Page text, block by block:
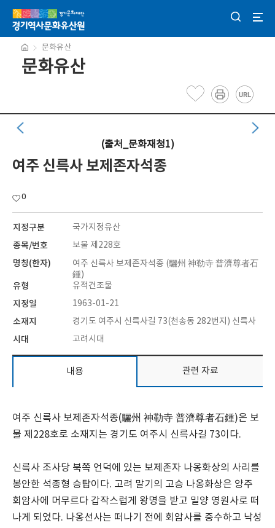
문화유산
문화유산
(출처_문화재청1)
여주 신륵사 보제존자석종
0
지정구분 국가지정유산
종목/번호 보물 제228호
명칭(한자)
여주 신륵사 보제존자석종 (驪州 神勒寺 普濟尊者石
鍾)
유형 유적건조물
지정일 1963-01-21
소재지 경기도 여주시 신륵사길 73(천송동 282번지) 신륵사
시대 고려시대
내용 관련 자료
여주 신륵사 보제존자석종(驪州 神勒寺 普濟尊者石鍾)은 보
물 제228호로 소재지는 경기도 여주시 신륵사길 73이다.
신륵사 조사당 북쪽 언덕에 있는 보제존자 나옹화상의 사리를
봉안한 석종형 승탑이다. 고려 말기의 고승 나옹화상은 양주
회암사에 머무르다 갑작스럽게 왕명을 받고 밀양 영원사로 떠
나게 되었다. 나옹선사는 떠나기 전에 회암사를 중수하고 낙성